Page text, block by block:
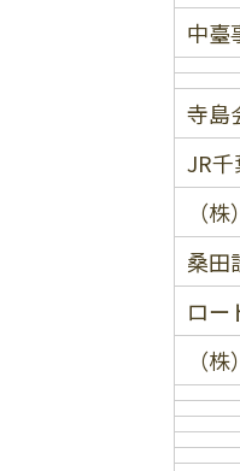
中臺
寺島
JR
（
桑田
ロー
（